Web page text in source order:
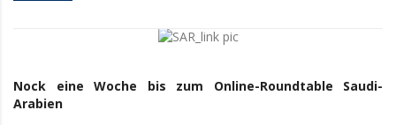
Nock eine Woche bis zum Online-Roundtable Saudi-
Arabien